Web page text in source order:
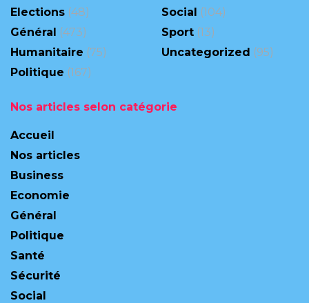
Elections (48)
Général (473)
Humanitaire (75)
Politique (167)
Social (104)
Sport (13)
Uncategorized (95)
Nos articles selon catégorie
Accueil
Nos articles
Business
Economie
Général
Politique
Santé
Sécurité
Social